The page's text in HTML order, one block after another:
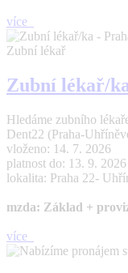
více
Zubní lékař
Zubní lékař/
Hledáme zubního
Dent22 (Praha-
vloženo: 14. 7. 2026
platnost do: 13. 9. 2026
lokalita: Praha 22-
mzda: Základ +
více